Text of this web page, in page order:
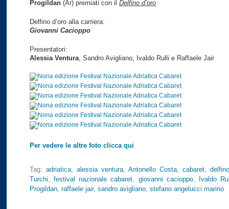
Progildan (Ar) premiati con il Delfino d’oro
Delfino d’oro alla carriera:
Giovanni Cacioppo
Presentatori:
Alessia Ventura , Sandro Avigliano, Ivaldo Rulli e Raffaele Jair
Per vedere le altre foto clicca qui
Tag: adriatica alessia ventura Antonello Costa cabaret
delfino
Turchi ,festival nazionale cabaret giovanni cacioppo,
Ivaldo
Progildan raffaele jair, sandro avigliano stefano angelucci marino